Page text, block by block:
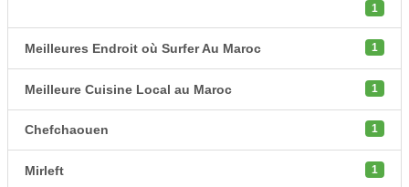
1
Meilleures Endroit où Surfer Au Maroc 1
Meilleure Cuisine Local au Maroc 1
Chefchaouen 1
Mirleft 1